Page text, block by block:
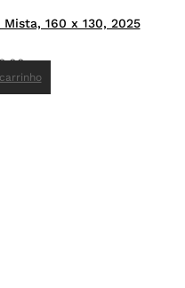
160 x 130, 2025